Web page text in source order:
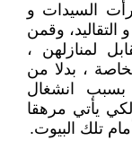
السيدات و
التقاليد، وقمن
لمنازلهن ،
، بدلا من
بسبب انشغال
يأتي مرهقا
تلك البيوت.